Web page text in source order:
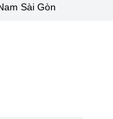
Sài Gòn